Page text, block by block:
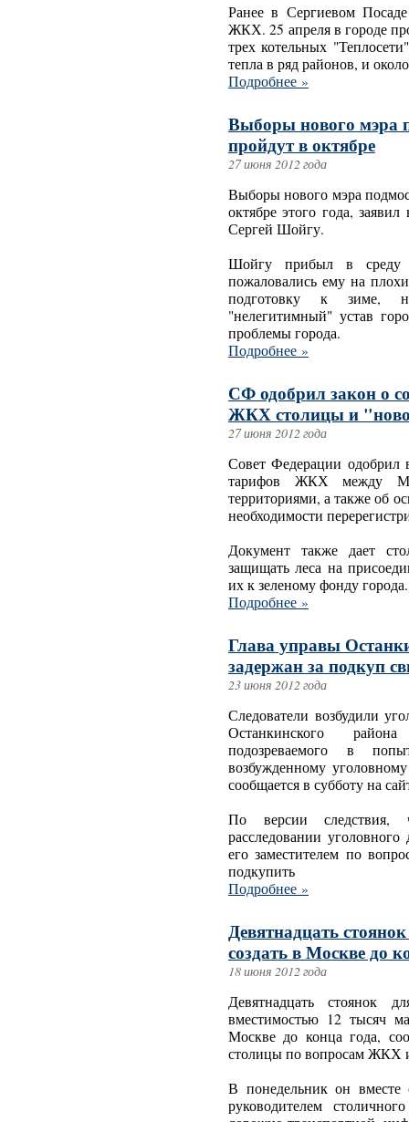
Ранее в Сергиевом
ЖКХ. 25 апреля в городе
трех котельных
тепла в ряд районов, и
Подробнее »
Выборы нового мэра
пройдут в октябре
27 июня 2012 года
Выборы нового мэра
октябре этого года,
Сергей Шойгу.
Шойгу прибыл в среду
пожаловались ему на
подготовку к зиме,
"нелегитимный" устав
проблемы города.
Подробнее »
СФ одобрил закон о
ЖКХ столицы и
27 июня 2012 года
Совет Федерации одобрил
тарифов ЖКХ между
территориями, а также об
необходимости
Документ также дает
защищать леса на
их к зеленому фонду города.
Подробнее »
Глава управы
задержан за подкуп
23 июня 2012 года
Следователи возбудили
Останкинского
подозреваемого в
возбужденному
сообщается в субботу на
По версии следствия,
расследовании
его заместителем по
подкупить
Подробнее »
Девятнадцать
создать в Москве до
18 июня 2012 года
Девятнадцать стоянок
вместимостью 12 тысяч
Москве до конца года,
столицы по вопросам ЖКХ
В понедельник он
руководителем